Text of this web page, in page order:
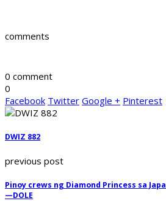
comments
0 comment
0
Facebook Twitter Google + Pinterest
DWIZ 882
previous post
Pinoy crews ng Diamond Princess sa
—DOLE